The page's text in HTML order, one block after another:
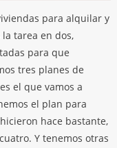
para alquilar y
tarea en dos,
para que
tres planes de
el que vamos a
el plan para
hace bastante,
Y tenemos otras